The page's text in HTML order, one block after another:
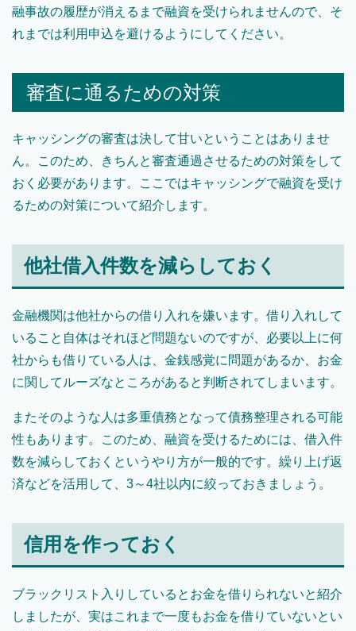
融事故の履歴が消えるまで融資を受けられませんので、そ
れまでは利用申込を避けるようにしてください。
審査に通るための対策
キャッシングの審査は決して甘いということはありませ
ん。このため、きちんと審査通過させるための対策をして
おく必要があります。ここではキャッシングで融資を受け
るための対策について紹介します。
他社借入件数を減らしておく
金融機関は他社からの借り入れを嫌います。借り入れして
いること自体はそれほど問題ないのですが、必要以上に何
社からも借りている人は、金銭感覚に問題があるか、お金
に関してルーズなところがあると判断されてしまいます。
またそのような人は多重債務となって債務整理される可能
性もあります。このため、融資を受けるためには、借入件
数を減らしておくというやり方が一般的です。繰り上げ返
済などを活用して、3～4社以内に絞っておきましょう。
信用を作っておく
ブラックリスト入りしているとお金を借りられないと紹介
しましたが、実はこれまで一度もお金を借りていないとい